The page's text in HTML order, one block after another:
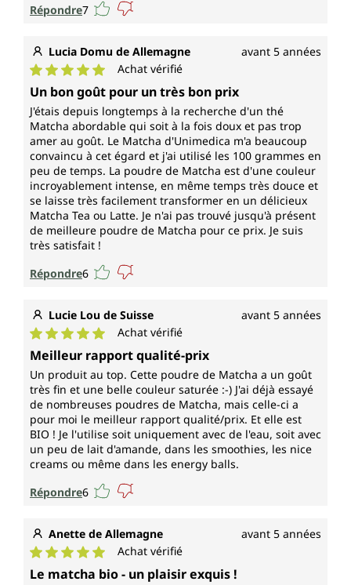
Répondre7
Lucia Domu de Allemagne avant 5 années
Note moyenne de 5 sur 5 étoiles
Achat vérifié
Un bon goût pour un très bon prix
J'étais depuis longtemps à la recherche d'un thé
Matcha abordable qui soit à la fois doux et pas trop
amer au goût. Le Matcha d'Unimedica m'a beaucoup
convaincu à cet égard et j'ai utilisé les 100 grammes en
peu de temps. La poudre de Matcha est d'une couleur
incroyablement intense, en même temps très douce et
se laisse très facilement transformer en un délicieux
Matcha Tea ou Latte. Je n'ai pas trouvé jusqu'à présent
de meilleure poudre de Matcha pour ce prix. Je suis
très satisfait !
Répondre6
Lucie Lou de Suisse avant 5 années
Note moyenne de 5 sur 5 étoiles
Achat vérifié
Meilleur rapport qualité-prix
Un produit au top. Cette poudre de Matcha a un goût
très fin et une belle couleur saturée :-) J'ai déjà essayé
de nombreuses poudres de Matcha, mais celle-ci a
pour moi le meilleur rapport qualité/prix. Et elle est
BIO ! Je l'utilise soit uniquement avec de l'eau, soit avec
un peu de lait d'amande, dans les smoothies, les nice
creams ou même dans les energy balls.
Répondre6
Anette de Allemagne avant 5 années
Note moyenne de 5 sur 5 étoiles
Achat vérifié
Le matcha bio - un plaisir exquis !